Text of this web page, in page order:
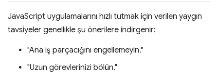
JavaScript uygulamalarını hızlı tutmak için verilen yaygın
tavsiyeler genellikle şu önerilere indirgenir:
"Ana iş parçacığını engellemeyin."
"Uzun görevlerinizi bölün."